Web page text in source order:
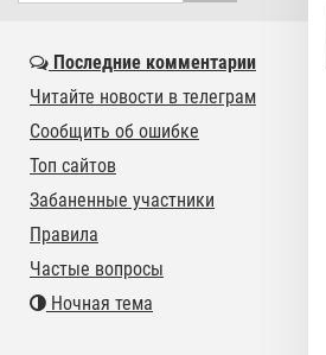
Последние комментарии
Читайте новости в телеграм
Сообщить об ошибке
Топ сайтов
Забаненные участники
Правила
Частые вопросы
Ночная тема